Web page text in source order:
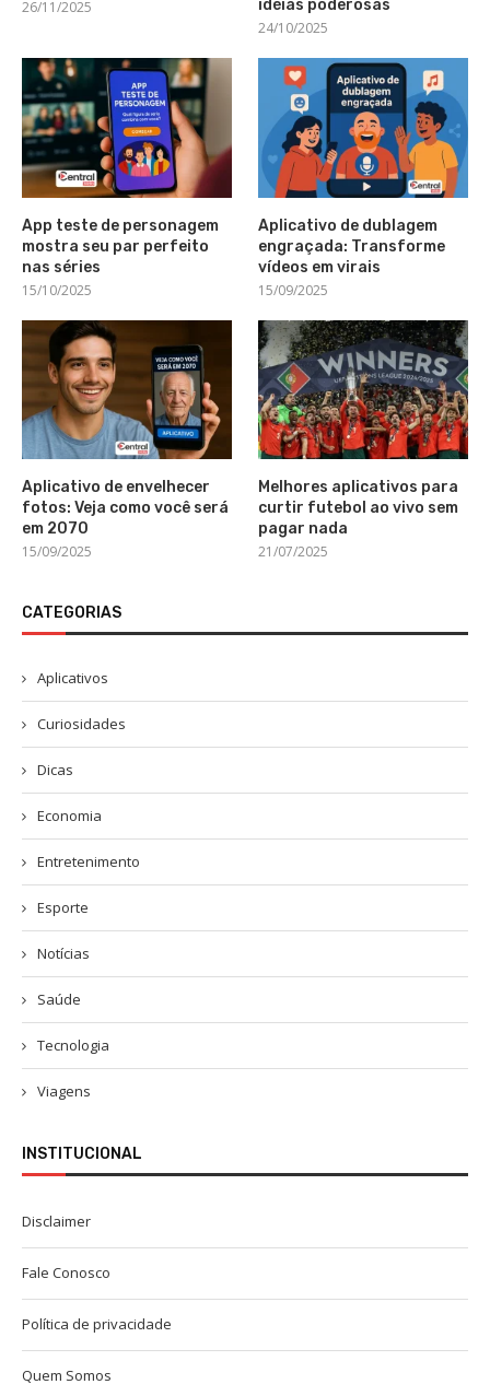
26/11/2025
idéias poderosas
24/10/2025
App teste de personagem
mostra seu par perfeito
nas séries
15/10/2025
Aplicativo de dublagem
engraçada: Transforme
vídeos em virais
15/09/2025
Aplicativo de envelhecer
fotos: Veja como você será
em 2070
15/09/2025
Melhores aplicativos para
curtir futebol ao vivo sem
pagar nada
21/07/2025
CATEGORIAS
Aplicativos
Curiosidades
Dicas
Economia
Entretenimento
Esporte
Notícias
Saúde
Tecnologia
Viagens
INSTITUCIONAL
Disclaimer
Fale Conosco
Política de privacidade
Quem Somos